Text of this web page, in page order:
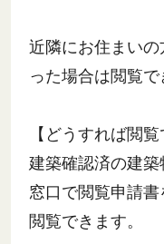
近隣にお住まい
った場合は閲覧で
【どうすれば閲
建築確認済の建
窓口で閲覧申請
閲覧できます。